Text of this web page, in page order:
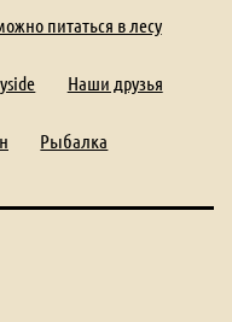
питаться в лесу
Наши друзья
Рыбалка